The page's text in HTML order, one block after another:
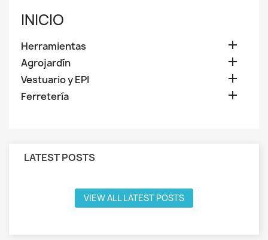
INICIO
Herramientas 
Agrojardín 
Vestuario y EPI 
Ferretería 
LATEST POSTS
VIEW ALL LATEST POSTS